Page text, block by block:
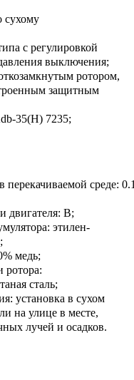
сухому
с регулировкой
выключения;
ротором,
защитным
35(H) 7235;
среде:
двигателя: B;
этилен-
медь;
ротора:
сталь;
установка в сухом
на улице в месте,
лучей и осадков.